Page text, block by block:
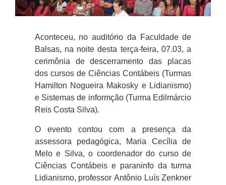
Aconteceu, no auditório da Faculdade de
Balsas, na noite desta terça-feira, 07.03, a
cerimônia de descerramento das placas
dos cursos deCiências Contábeis (Turmas
Hamilton Nogueira Makosky e Lidianismo)
e Sistemas de informção (Turma Edilmárcio
Reis Costa Silva).
O evento contou com a presença da
assessora pedagógica, Maria Cecília de
Melo e Silva, o coordenador do curso de
Ciências Contábeis e paraninfo da turma
Lidianismo, professor Antônio Luís Zenkner